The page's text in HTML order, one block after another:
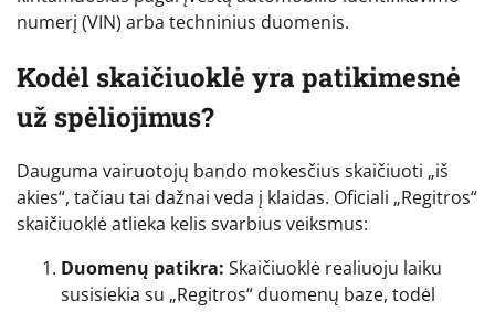
numerį (VIN) arba techninius duomenis.
Kodėl skaičiuoklė yra patikimesnė
už spėliojimus?
Dauguma vairuotojų bando mokesčius skaičiuoti „iš
akies“, tačiau tai dažnai veda į klaidas. Oficiali „Regitros“
skaičiuoklė atlieka kelis svarbius veiksmus:
Duomenų patikra: Skaičiuoklė realiuoju laiku
susisiekia su „Regitros“ duomenų baze, todėl